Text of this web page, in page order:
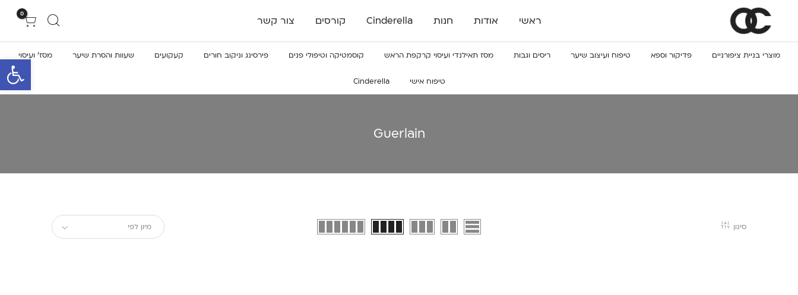
פתח
ראשי אודות חנות Cinderella קורסים צור קשר
0
מוצרי בניית ציפורניים פדיקור וספא טיפוח ועיצוב שיער ריסים וגבות מסז תאילנדי ועיסוי קרקפת הראש קוסמטיקה וטיפולי פנים פירסינג וניקוב חורים קעקועים שעוות והסרת שיער מסז’ ועיסוי
טיפוח אישי Cinderella
Guerlain
סינון מיון לפי